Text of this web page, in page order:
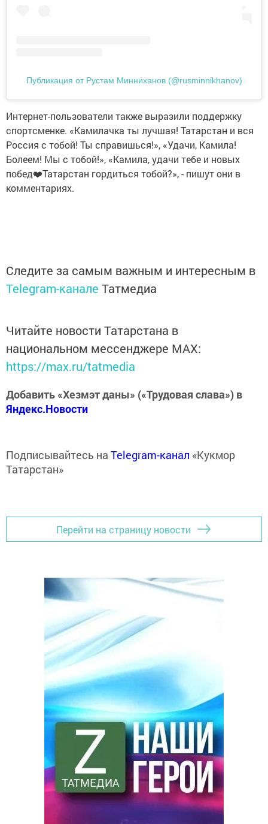
Публикация от Рустам Минниханов (@rusminnikhanov)
Интернет-пользователи также выразили поддержку
спортсменке. «Камилачка ты лучшая! Татарстан и вся
Россия с тобой! Ты справишься!», «Удачи, Камила!
Болеем! Мы с тобой!», «Камила, удачи тебе и новых
побед❤️Татарстан гордиться тобой?», - пишут они в
комментариях.
Следите за самым важным и интересным в
Telegram-канале Татмедиа
Читайте новости Татарстана в
национальном мессенджере MАХ:
https://max.ru/tatmedia
Добавить «Хезмэт даны» («Трудовая слава») в
Яндекс.Новости
Подписывайтесь на Telegram-канал «Кукмор
Татарстан»
Перейти на страницу новости